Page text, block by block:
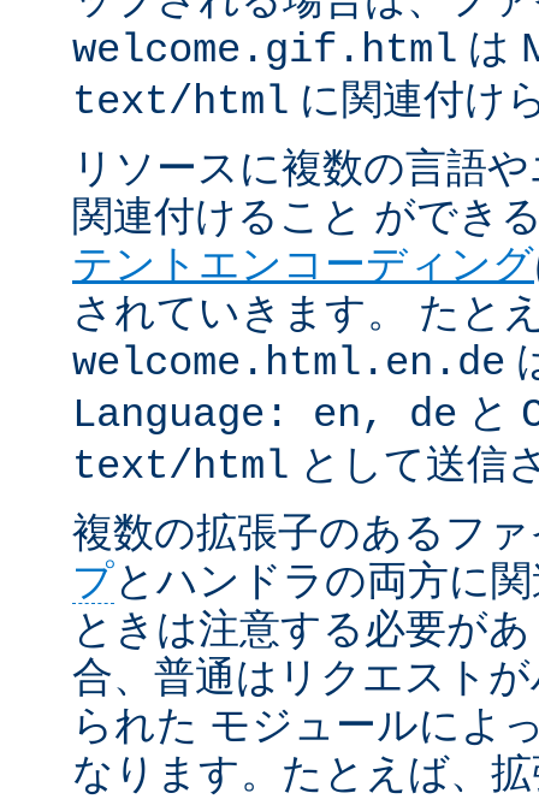
welcome.gif.html は
text/html に関連付け
リソースに複数の言語
関連付けること ができ
テントエンコーディング
されていきます。 たと
welcome.html.en.de
Language: en, de と
text/html として送信
複数の拡張子のあるフ
プとハンドラの両方に
ときは注意する必要が
合、普通はリクエスト
られた モジュールによ
なります。たとえば、